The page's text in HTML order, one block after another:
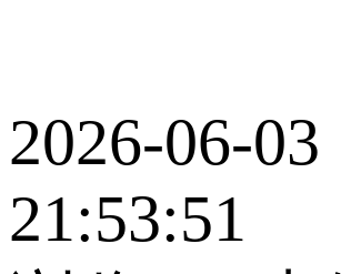
2026-06-03
21:53:51